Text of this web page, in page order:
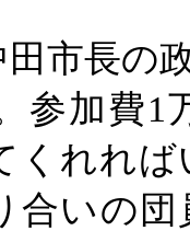
市長の
参加費1
くれれ
合いの